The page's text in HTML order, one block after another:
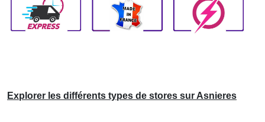
Explorer les différents types de stores sur Asnieres